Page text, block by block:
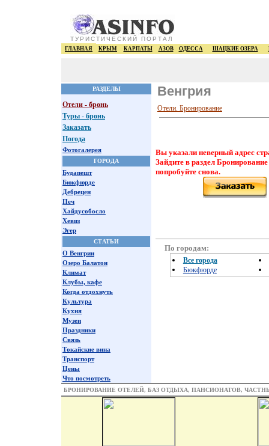
ТУРИСТИЧЕСКИЙ ПОРТАЛ
ГЛАВНАЯ КРЫМ КАРПАТЫ АЗОВ ОДЕССА ШАЦКИЕ ОЗЕРА
РАЗДЕЛЫ Венгрия
Отели - бронь
Туры - бронь
Заказать
Погода
Фотогалерея
ГОРОДА
Будапешт
Бюкфюрде
Дебрецен
Печ
Хайдусобосло
Хевиз
Эгер
СТАТЬИ
О Венгрии
Озеро Балатон
Климат
Клубы, кафе
Когда отдохнуть
Культура
Кухня
Музеи
Праздники
Связь
Токайские вина
Транспорт
Цены
Что посмотреть
Отели. Бронирование
Вы указали неверный адрес
Зайдите в раздел
попробуйте снова.
По городам:
Все города
Бюкфюрде
БРОНИРОВАНИЕ ОТЕЛЕЙ, БАЗ ОТДЫХА, ПАНСИОНАТОВ,